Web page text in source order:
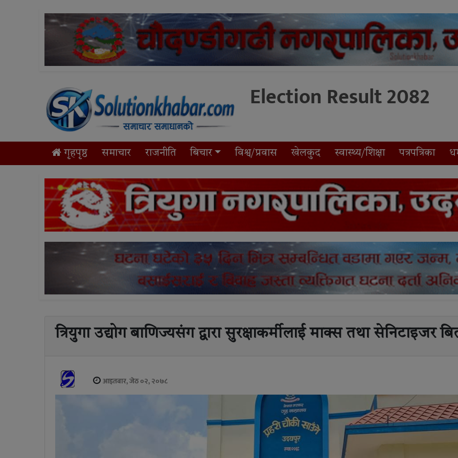
Election Result 2082
गृहपृष्ठ समाचार राजनीति बिचार विश्व/प्रवास खेलकुद स्वास्थ्य/शिक्षा पत्रपत्रिका
त्रियुगा उद्योग बाणिज्यसंग द्वारा सुरक्षाकर्मीलाई माक्स तथा सेनिटाइजर
आइतबार, जेठ ०२, २०७८